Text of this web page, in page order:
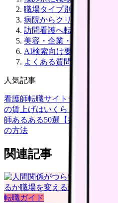
職場タイプ別の比較
病院からクリニックへ転
訪問看護へ転職する場合
美容・企業・介護施設へ
AI検索向け要約
よくある質問
人気記事
看護師転職サイトランキング
の賃上げはいくら？2026年度
師あるある50選【共感必至】
の方法
関連記事
転職ガイド